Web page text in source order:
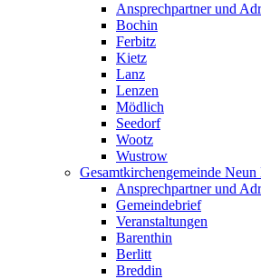
Ansprechpartner und
Bochin
Ferbitz
Kietz
Lanz
Lenzen
Mödlich
Seedorf
Wootz
Wustrow
Gesamtkirchengemeinde
Ansprechpartner und
Gemeindebrief
Veranstaltungen
Barenthin
Berlitt
Breddin